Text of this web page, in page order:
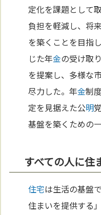
定化を課題として
負担を軽減し、将
を築くことを目指
じた年金の受け取
を提案し、多様な
尽力した。年金制
定を見据えた公明
基盤を築くための
すべての人に住
住宅は生活の基盤
住まいを提供する